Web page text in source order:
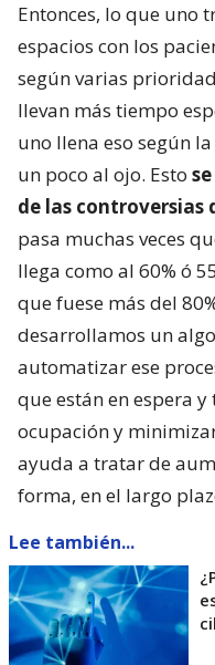
Entonces, lo que uno
espacios con los
según varias
llevan más tiempo
uno llena eso según
un poco al ojo. Esto
de las controversias
pasa muchas veces
llega como al 60% ó
que fuese más del
desarrollamos un
automatizar ese
que están en espera
ocupación y
ayuda a tratar de
forma, en el largo
Lee también...